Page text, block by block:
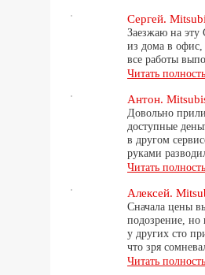
Сергей.
Заезжаю на
из дома в офис,
все работы
Читать
Антон.
Довольно
доступные
в другом
руками
Читать
Алексей.
Сначала цены
подозрение, но
у других сто
что зря
Читать